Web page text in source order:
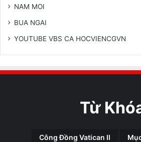
NAM MOI
BUA NGAI
YOUTUBE VBS CA HOCVIENCGVN
Từ
Công Đồng Vatican II